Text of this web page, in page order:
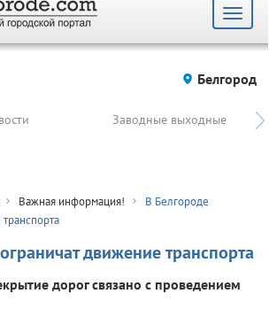
Toggle
Белгород
Заводные выходные
Важная информация!
В Белгороде
движение транспорта
дорог связано с проведением